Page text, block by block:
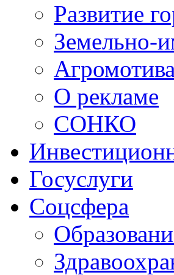
Развитие
Земельно-
О рекламе
СОНКО
Госуслуги
Соцсфера